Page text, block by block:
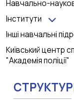
Навчально-
Інститути
Інші навчальні
Київський центр
"Академія поліції"